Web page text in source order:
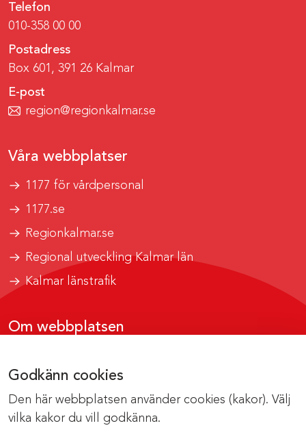
Godkänn cookies
Den här webbplatsen använder cookies (kakor). Välj
vilka kakor du vill godkänna.
Telefon
010-358 00 00
Postadress
Box 601, 391 26 Kalmar
E-post
region@regionkalmar.se
Våra webbplatser
1177 för vårdpersonal
1177.se
Regionkalmar.se
Regional utveckling Kalmar län
Kalmar länstrafik
Om webbplatsen
Om cookies
Kontakta webbredaktionen